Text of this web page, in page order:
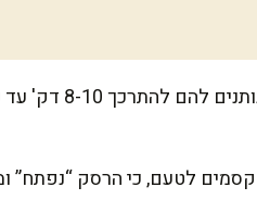
מחממים בסיר גדול את שמן הזית על אש בינונית.
לטעם, כי הרסק “נפתח”